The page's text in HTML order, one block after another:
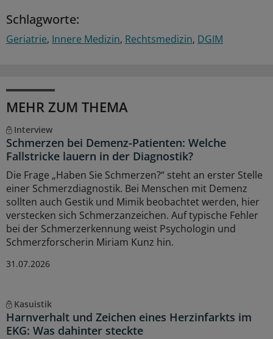
Schlagworte:
Geriatrie Innere Medizin Rechtsmedizin DGIM
MEHR ZUM THEMA
Interview
Schmerzen bei Demenz-Patienten: Welche
Fallstricke lauern in der Diagnostik?
Die Frage „Haben Sie Schmerzen?“ steht an erster Stelle
einer Schmerzdiagnostik. Bei Menschen mit Demenz
sollten auch Gestik und Mimik beobachtet werden, hier
verstecken sich Schmerzanzeichen. Auf typische Fehler
bei der Schmerzerkennung weist Psychologin und
Schmerzforscherin Miriam Kunz hin.
31.07.2026
Kasuistik
Harnverhalt und Zeichen eines Herzinfarkts im
EKG: Was dahinter steckte